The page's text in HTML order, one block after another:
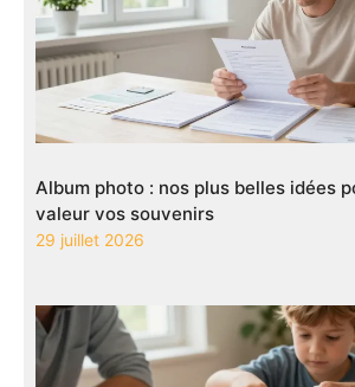
Album photo : nos plus belles idées
valeur vos souvenirs
29 juillet 2026